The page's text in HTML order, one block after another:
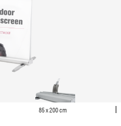
85 x 200 cm